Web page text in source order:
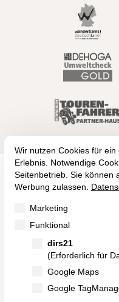
Birkenweg 1
+49 (6761) 954 00
Kulinarischer